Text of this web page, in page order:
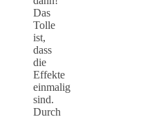
Das
Tolle
ist,
dass
die
Effekte
einmalig
sind.
Durch